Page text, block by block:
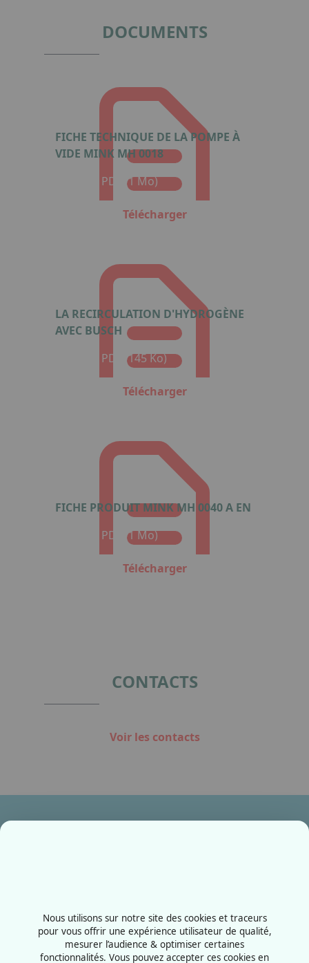
DOCUMENTS
FICHE TECHNIQUE DE LA POMPE À
VIDE MINK MH 0018
Format : PDF (1 Mo)
Télécharger
LA RECIRCULATION D'HYDROGÈNE
AVEC BUSCH
Format : PDF (145 Ko)
Télécharger
FICHE PRODUIT MINK MH 0040 A EN
Format : PDF (1 Mo)
Télécharger
CONTACTS
Voir les contacts
Rue de la Grange aux bois
57070 - Metz
Nous utilisons sur notre site des cookies et traceurs
pour vous offrir une expérience utilisateur de qualité,
mesurer l’audience & optimiser certaines
fonctionnalités. Vous pouvez accepter ces cookies en